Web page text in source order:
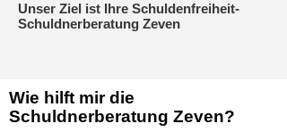
Unser Ziel ist Ihre Schuldenfreiheit-
Schuldnerberatung Zeven
Wie hilft mir die
Schuldnerberatung Zeven?